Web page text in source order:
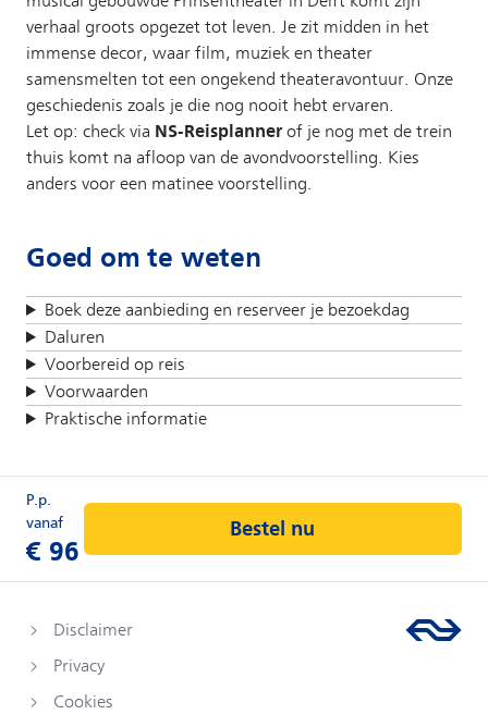
verhaal groots opgezet tot leven. Je zit midden in het
immense decor, waar film, muziek en theater
samensmelten tot een ongekend theateravontuur. Onze
geschiedenis zoals je die nog nooit hebt ervaren.
Let op: check via NS-Reisplannerof je nog met de trein
thuis komt na afloop van de avondvoorstelling. Kies
anders voor een matinee voorstelling.
Goed om te weten
Boek deze aanbieding en reserveer je bezoekdag
Daluren
Voorbereid op reis
Voorwaarden
Praktische informatie
Bestel nu
Disclaimer
Privacy
Cookies